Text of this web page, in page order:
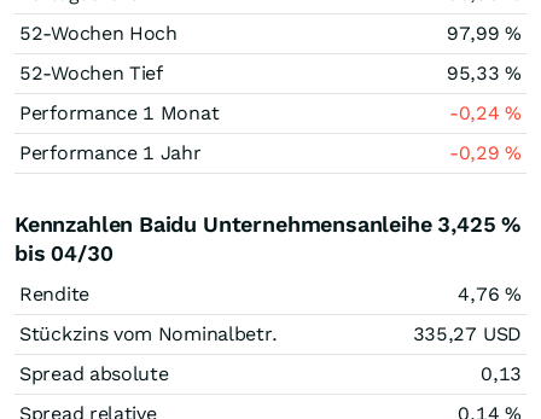
52-Wochen Hoch
97,99%
52-Wochen Tief
95,33%
Performance 1 Monat
-0,24%
Performance 1 Jahr
-0,29%
Kennzahlen Baidu Unternehmensanleihe 3,425 %
bis 04/30
Rendite 4,76 %
Stückzins vom Nominalbetr.
335,27 USD
Spread absolute
0,13
Spread relative
0,14 %